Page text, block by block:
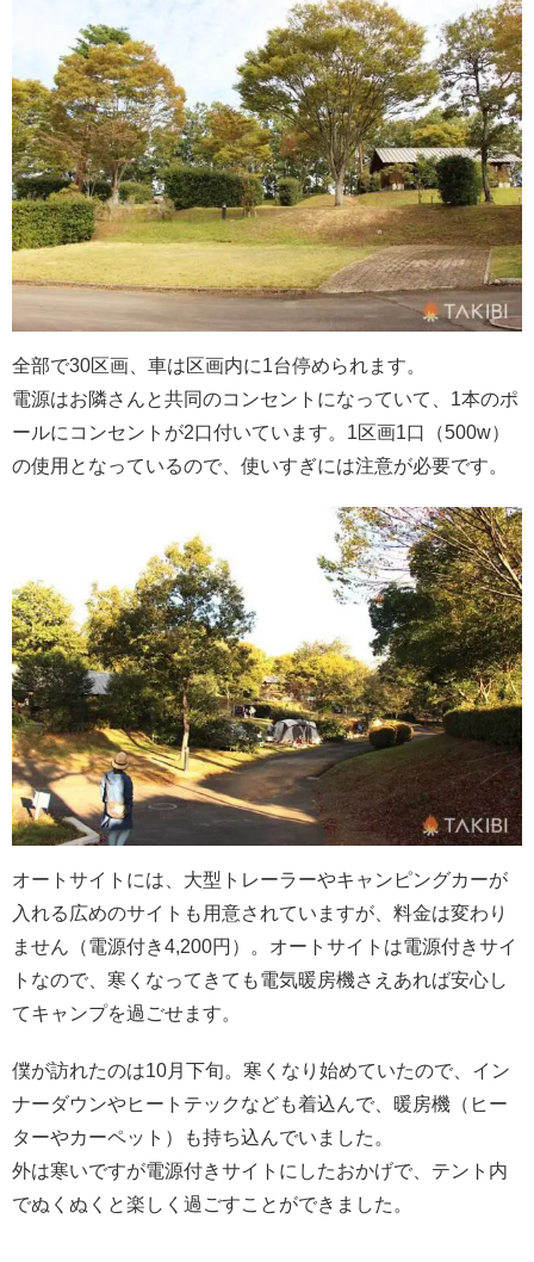
全部で30区画、車は区画内に1台停められます。
電源はお隣さんと共同のコンセントになっていて、1本のポ
ールにコンセントが2口付いています。1区画1口（500w）
の使用となっているので、使いすぎには注意が必要です。
オートサイトには、大型トレーラーやキャンピングカーが
入れる広めのサイトも用意されていますが、料金は変わり
ません（電源付き4,200円）。オートサイトは電源付きサイ
トなので、寒くなってきても電気暖房機さえあれば安心し
てキャンプを過ごせます。
僕が訪れたのは10月下旬。寒くなり始めていたので、イン
ナーダウンやヒートテックなども着込んで、暖房機（ヒー
ターやカーペット）も持ち込んでいました。
外は寒いですが電源付きサイトにしたおかげで、テント内
でぬくぬくと楽しく過ごすことができました。